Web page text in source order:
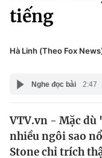
Tin tức
Thế giới đó đây
Kinh tế
Đời sống
Giáo dục
tiếng
Hà Linh (Theo Fox
Nghe đọc bài 2:47
VTV.vn - Mặc dù
nhiều ngôi sao
Stone chỉ trích